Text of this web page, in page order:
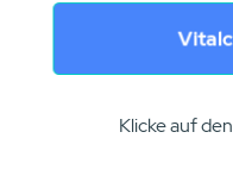
Klicke auf